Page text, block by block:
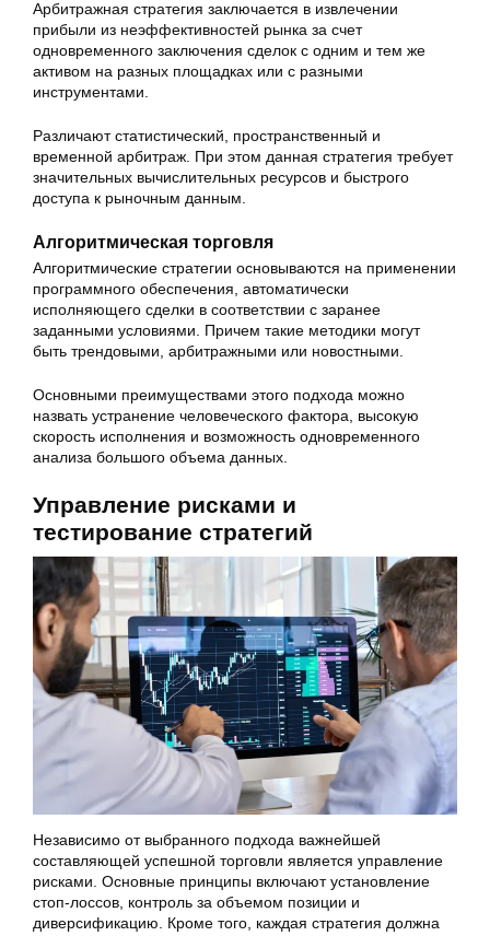
Арбитражная стратегия заключается в извлечении
прибыли из неэффективностей рынка за счет
одновременного заключения сделок с одним и тем же
активом на разных площадках или с разными
инструментами.
Различают статистический, пространственный и
временной арбитраж. При этом данная стратегия требует
значительных вычислительных ресурсов и быстрого
доступа к рыночным данным.
Алгоритмическая торговля
Алгоритмические стратегии основываются на применении
программного обеспечения, автоматически
исполняющего сделки в соответствии с заранее
заданными условиями. Причем такие методики могут
быть трендовыми, арбитражными или новостными.
Основными преимуществами этого подхода можно
назвать устранение человеческого фактора, высокую
скорость исполнения и возможность одновременного
анализа большого объема данных.
Управление рисками и
тестирование стратегий
Независимо от выбранного подхода важнейшей
составляющей успешной торговли является управление
рисками. Основные принципы включают установление
стоп-лоссов, контроль за объемом позиции и
диверсификацию. Кроме того, каждая стратегия должна